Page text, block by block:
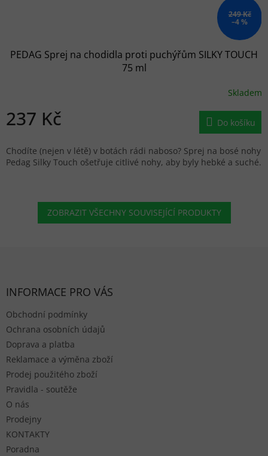
249 Kč
–4 %
PEDAG Sprej na chodidla proti puchýřům SILKY TOUCH
75 ml
Skladem
237 Kč Do košíku
Chodíte (nejen v létě) v botách rádi naboso? Sprej na bosé nohy
Pedag Silky Touch ošetřuje citlivé nohy, aby byly hebké a suché.
ZOBRAZIT VŠECHNY SOUVISEJÍCÍ PRODUKTY
INFORMACE PRO VÁS
Obchodní podmínky
Ochrana osobních údajů
Doprava a platba
Reklamace a výměna zboží
Prodej použitého zboží
Pravidla - soutěže
O nás
Prodejny
KONTAKTY
Poradna